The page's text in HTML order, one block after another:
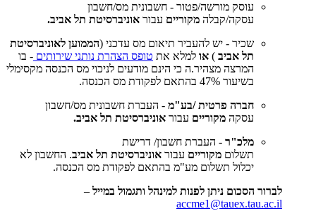
עוסק מורשה/פטור - חשבונית מס/חשבון
עסקה/קבלה מקוריים עבור אוניברסיטת תל אביב.
שכיר - יש להעביר תיאום מס עדכני (הממוען לאוניברסיטת
תל אביב ) או למלא את טופס הצהרת נותני שירותים - בו
המרצה מצהיר.ה כי הינם מודעים לניכוי מס הכנסה מקסימלי
בשיעור 47% בהתאם לפקודת מס הכנסה.
חברה פרטית /בע"מ - העברת חשבונית מס/חשבון
עסקה מקוריים עבור אוניברסיטת תל אביב.​
מלכ"ר - העברת חשבון/ דרישת
תשלום מקוריים עבור אוניברסיטת תל אביב.​ החשבון לא
יכלול תשלום מע"מ בהתאם לפקודת מס הכנסה.
לברור הסכום ניתן לפנות למינהל ותגמול במייל –
accme1@tauex.tau.ac.il